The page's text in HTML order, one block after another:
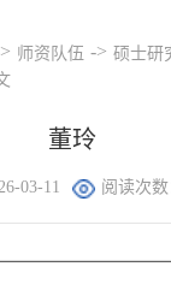
师资队伍 -> 硕士研
董玲
03-11 阅读次数